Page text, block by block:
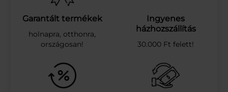
l
i
v
é
ő
h
á
Garantált termékek
holnapra, otthonra,
országosan!
Ingyenes
házhozszállítás
30.000 Ft felett!